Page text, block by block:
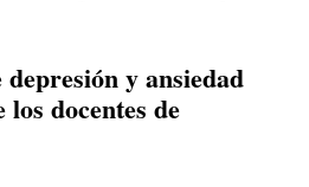
y ansiedad
docentes de